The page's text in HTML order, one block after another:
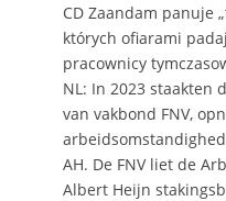
CD Zaandam panuje
których ofiarami
pracownicy
NL: In 2023 staakten
van vakbond FNV,
AH. De FNV liet de
Albert Heijn